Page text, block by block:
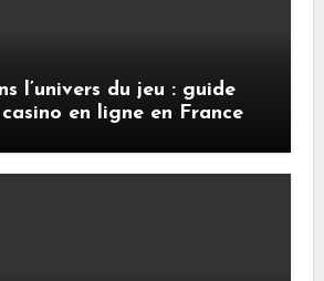
l’univers du jeu : guide
en ligne en France